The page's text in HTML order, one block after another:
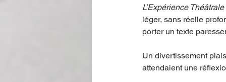
L’Expérience Théâtrale
léger, sans réelle
porter un texte
Un divertissement
attendaient une